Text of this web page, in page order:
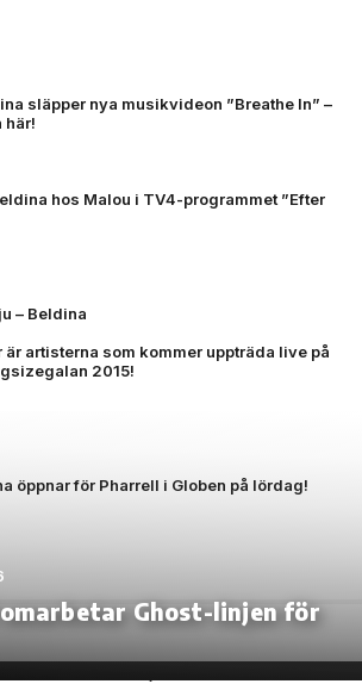
släpper nya musikvideon ”Breathe In” –
här!
hos Malou i TV4-programmet ”Efter
– Beldina
är artisterna som kommer uppträda live på
2015!
öppnar för Pharrell i Globen på lördag!
Ghost-linjen för